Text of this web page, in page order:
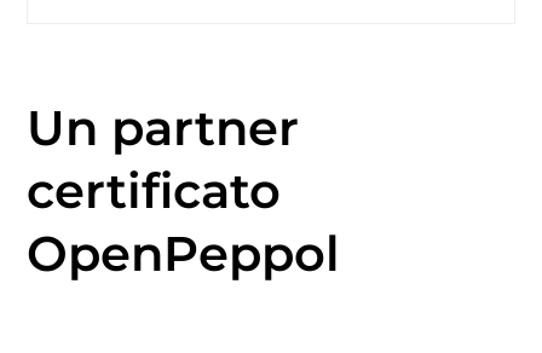
Un partner
certificato
OpenPeppol